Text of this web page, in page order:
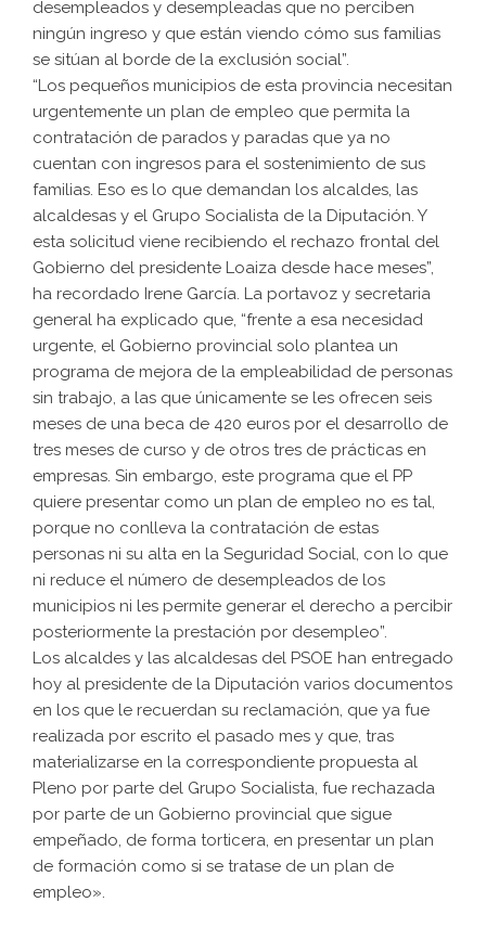
desempleados y desempleadas que no perciben
ningún ingreso y que están viendo cómo sus familias
se sitúan al borde de la exclusión social”.
“Los pequeños municipios de esta provincia necesitan
urgentemente un plan de empleo que permita la
contratación de parados y paradas que ya no
cuentan con ingresos para el sostenimiento de sus
familias. Eso es lo que demandan los alcaldes, las
alcaldesas y el Grupo Socialista de la Diputación. Y
esta solicitud viene recibiendo el rechazo frontal del
Gobierno del presidente Loaiza desde hace meses”,
ha recordado Irene García. La portavoz y secretaria
general ha explicado que, “frente a esa necesidad
urgente, el Gobierno provincial solo plantea un
programa de mejora de la empleabilidad de personas
sin trabajo, a las que únicamente se les ofrecen seis
meses de una beca de 420 euros por el desarrollo de
tres meses de curso y de otros tres de prácticas en
empresas. Sin embargo, este programa que el PP
quiere presentar como un plan de empleo no es tal,
porque no conlleva la contratación de estas
personas ni su alta en la Seguridad Social, con lo que
ni reduce el número de desempleados de los
municipios ni les permite generar el derecho a percibir
posteriormente la prestación por desempleo”.
Los alcaldes y las alcaldesas del PSOE han entregado
hoy al presidente de la Diputación varios documentos
en los que le recuerdan su reclamación, que ya fue
realizada por escrito el pasado mes y que, tras
materializarse en la correspondiente propuesta al
Pleno por parte del Grupo Socialista, fue rechazada
por parte de un Gobierno provincial que sigue
empeñado, de forma torticera, en presentar un plan
de formación como si se tratase de un plan de
empleo».